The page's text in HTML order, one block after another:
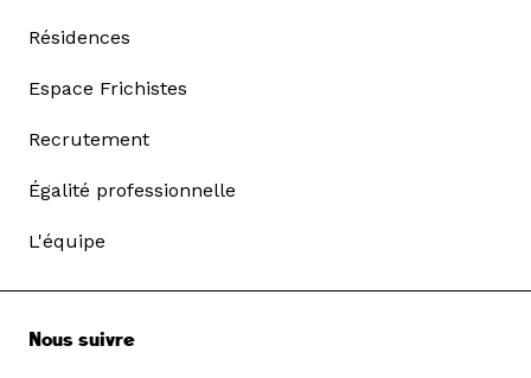
Résidences
Espace Frichistes
Recrutement
Égalité professionnelle
L'équipe
Nous suivre